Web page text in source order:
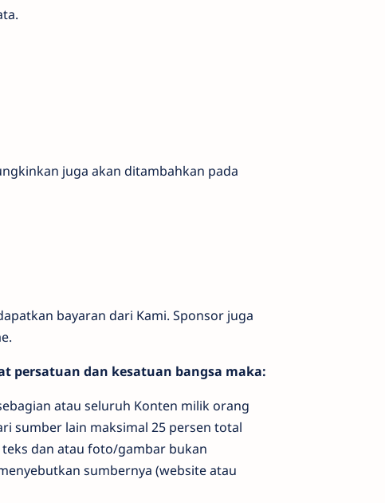
juga akan ditambahkan pada
bayaran dari Kami. Sponsor juga
persatuan dan kesatuan bangsa maka:
atau seluruh Konten milik orang
sumber lain maksimal 25 persen total
dan atau foto/gambar bukan
sumbernya (website atau